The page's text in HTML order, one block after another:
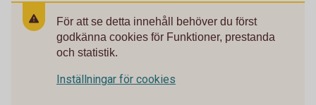
För att se detta innehåll behöver du först
godkänna cookies för Funktioner, prestanda
och statistik.
Inställningar för cookies